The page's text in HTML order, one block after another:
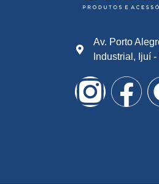
Av. Porto
Industrial, Ijuí